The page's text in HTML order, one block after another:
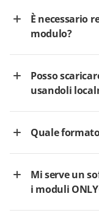
È necessario
modulo?
Posso
usandoli
Quale
Mi serve un
i moduli